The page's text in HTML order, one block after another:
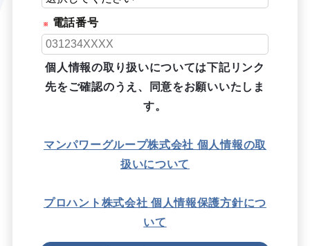
電話番号
個人情報の取り扱いについては下記リンク
先をご確認のうえ、同意をお願いいたしま
す。
マンパワーグループ株式会社 個人情報の取
扱いについて
プロハント株式会社 個人情報保護方針につ
いて